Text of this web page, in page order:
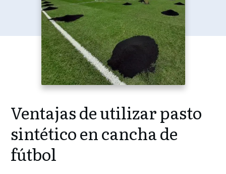
Ventajas de utilizar pasto
sintético en cancha de
fútbol